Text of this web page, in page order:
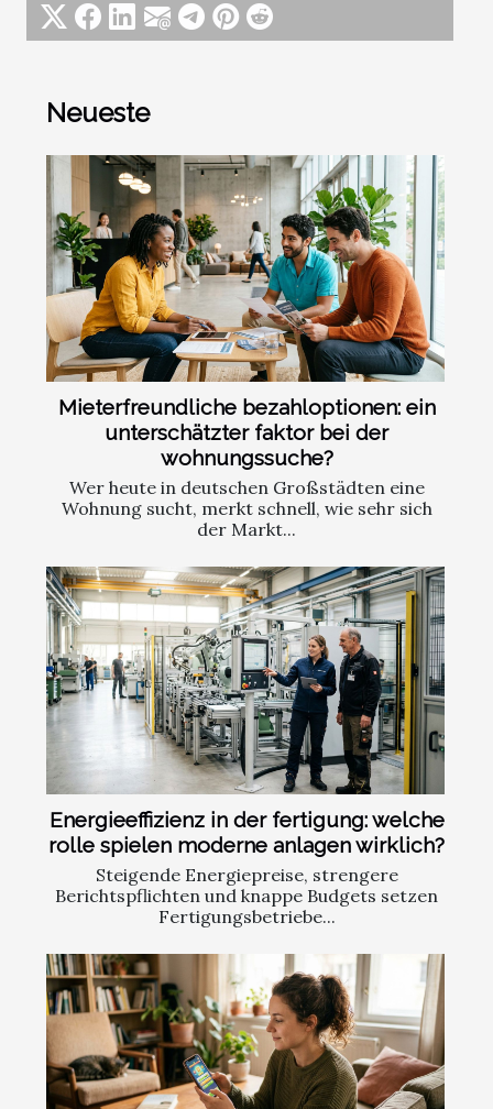
Neueste
Mieterfreundliche bezahloptionen: ein
unterschätzter faktor bei der
wohnungssuche?
Wer heute in deutschen Großstädten eine
Wohnung sucht, merkt schnell, wie sehr sich
der Markt...
Energieeffizienz in der fertigung: welche
rolle spielen moderne anlagen wirklich?
Steigende Energiepreise, strengere
Berichtspflichten und knappe Budgets setzen
Fertigungsbetriebe...